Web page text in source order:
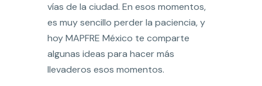
vías de la ciudad. En esos momentos,
es muy sencillo perder la paciencia, y
hoy MAPFRE México te comparte
algunas ideas para hacer más
llevaderos esos momentos.